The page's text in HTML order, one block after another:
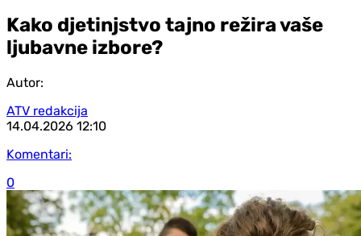
Kako d‌jetinjstvo tajno režira vaše
ljubavne izbore?
Autor:
ATV redakcija
14.04.2026 12:10
Komentari:
0